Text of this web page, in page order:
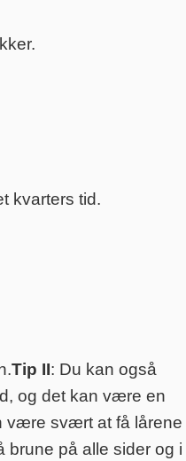
kvarters tid.
Tip II: Du kan også
og det kan være en
være svært at få lårene
på alle sider og i